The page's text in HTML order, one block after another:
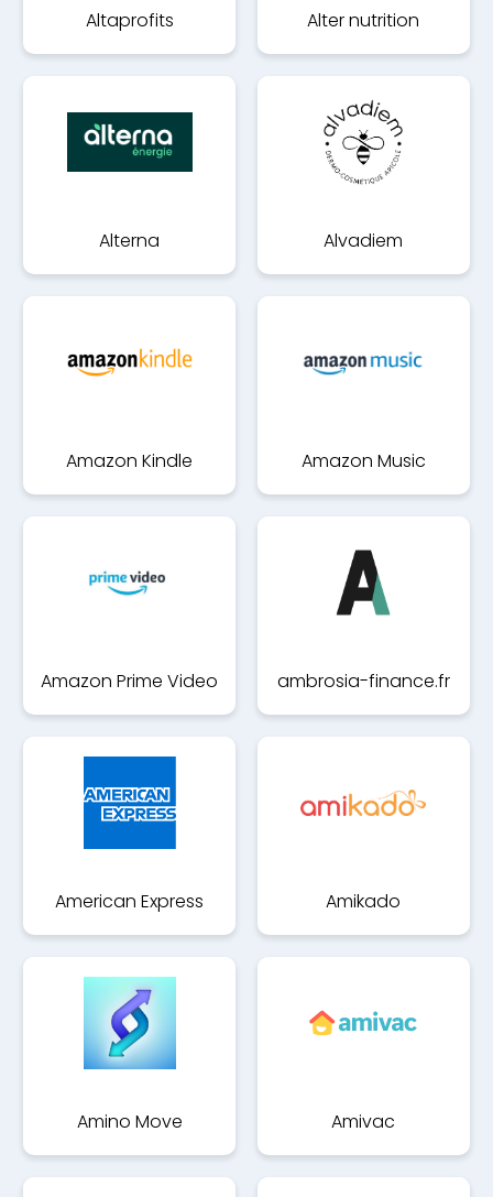
Altaprofits Alter nutrition
Alterna Alvadiem
Amazon Kindle Amazon Music
Amazon Prime Video ambrosia-finance.fr
American Express Amikado
Amino Move Amivac